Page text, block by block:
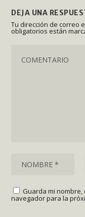
DEJA UNA
Tu dirección de correo
obligatorios están
Guarda mi
navegador para la